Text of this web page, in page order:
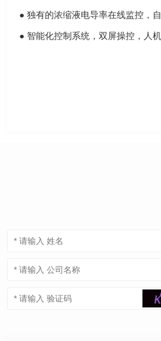
● 独有的浓缩液电导率在线监控，
● 智能化控制系统，双屏操控，人